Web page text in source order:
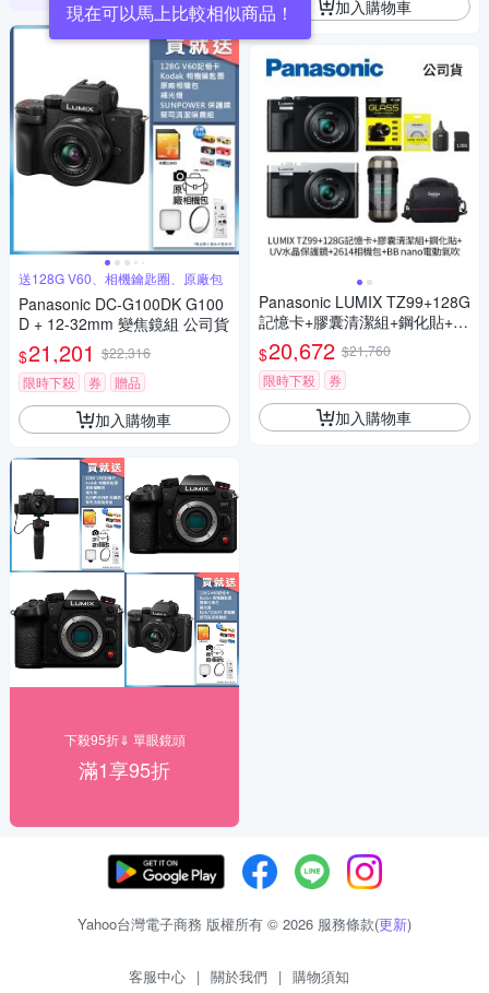
現在可以馬上比較相似商品！
送128G V60、相機鑰匙圈、原廠包
Panasonic DC-G100DK G100
D + 12-32mm 變焦鏡組 公司貨
$21,201 $22,316
限時下殺
券 贈品
加入購物車
下殺95折⇓ 單眼鏡頭
滿1享95折
加入購物車
Panasonic LUMIX TZ99+128G
記憶卡+膠囊清潔組+鋼化貼+水
晶保護鏡+2614相機包+NITEC
ORE BB nano 迷你電動氣吹
(公司貨)
$20,672 $21,760
限時下殺
券
加入購物車
Yahoo台灣電子商務 版權所有 © 2026 服務條款(更新)
客服中心 | 關於我們 | 購物須知